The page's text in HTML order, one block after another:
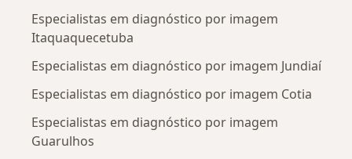
Especialistas em diagnóstico por imagem
Itaquaquecetuba
Especialistas em diagnóstico por imagem Jundiaí
Especialistas em diagnóstico por imagem Cotia
Especialistas em diagnóstico por imagem
Guarulhos